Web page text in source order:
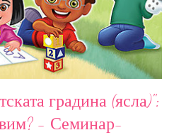
ще се проведе в платформата
получат линк и код за достъп.
на разположение на
Всеки уч...
градина (ясла)":
- Семинар-